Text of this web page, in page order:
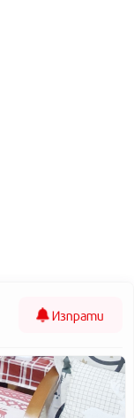
Изпрати